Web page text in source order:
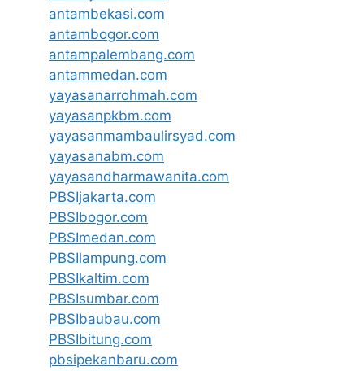
antambekasi.com
antambogor.com
antampalembang.com
antammedan.com
yayasanarrohmah.com
yayasanpkbm.com
yayasanmambaulirsyad.com
yayasanabm.com
yayasandharmawanita.com
PBSIjakarta.com
PBSIbogor.com
PBSImedan.com
PBSIlampung.com
PBSIkaltim.com
PBSIsumbar.com
PBSIbaubau.com
PBSIbitung.com
pbsipekanbaru.com